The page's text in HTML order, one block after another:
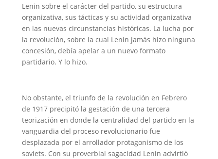
Lenin sobre el carácter del partido, su estructura
organizativa, sus tácticas y su actividad organizativa
en las nuevas circunstancias históricas. La lucha por
la revolución, sobre la cual Lenin jamás hizo ninguna
concesión, debía apelar a un nuevo formato
partidario. Y lo hizo.
No obstante, el triunfo de la revolución en Febrero
de 1917 precipitó la gestación de una tercera
teorización en donde la centralidad del partido en la
vanguardia del proceso revolucionario fue
desplazada por el arrollador protagonismo de los
soviets. Con su proverbial sagacidad Lenin advirtió